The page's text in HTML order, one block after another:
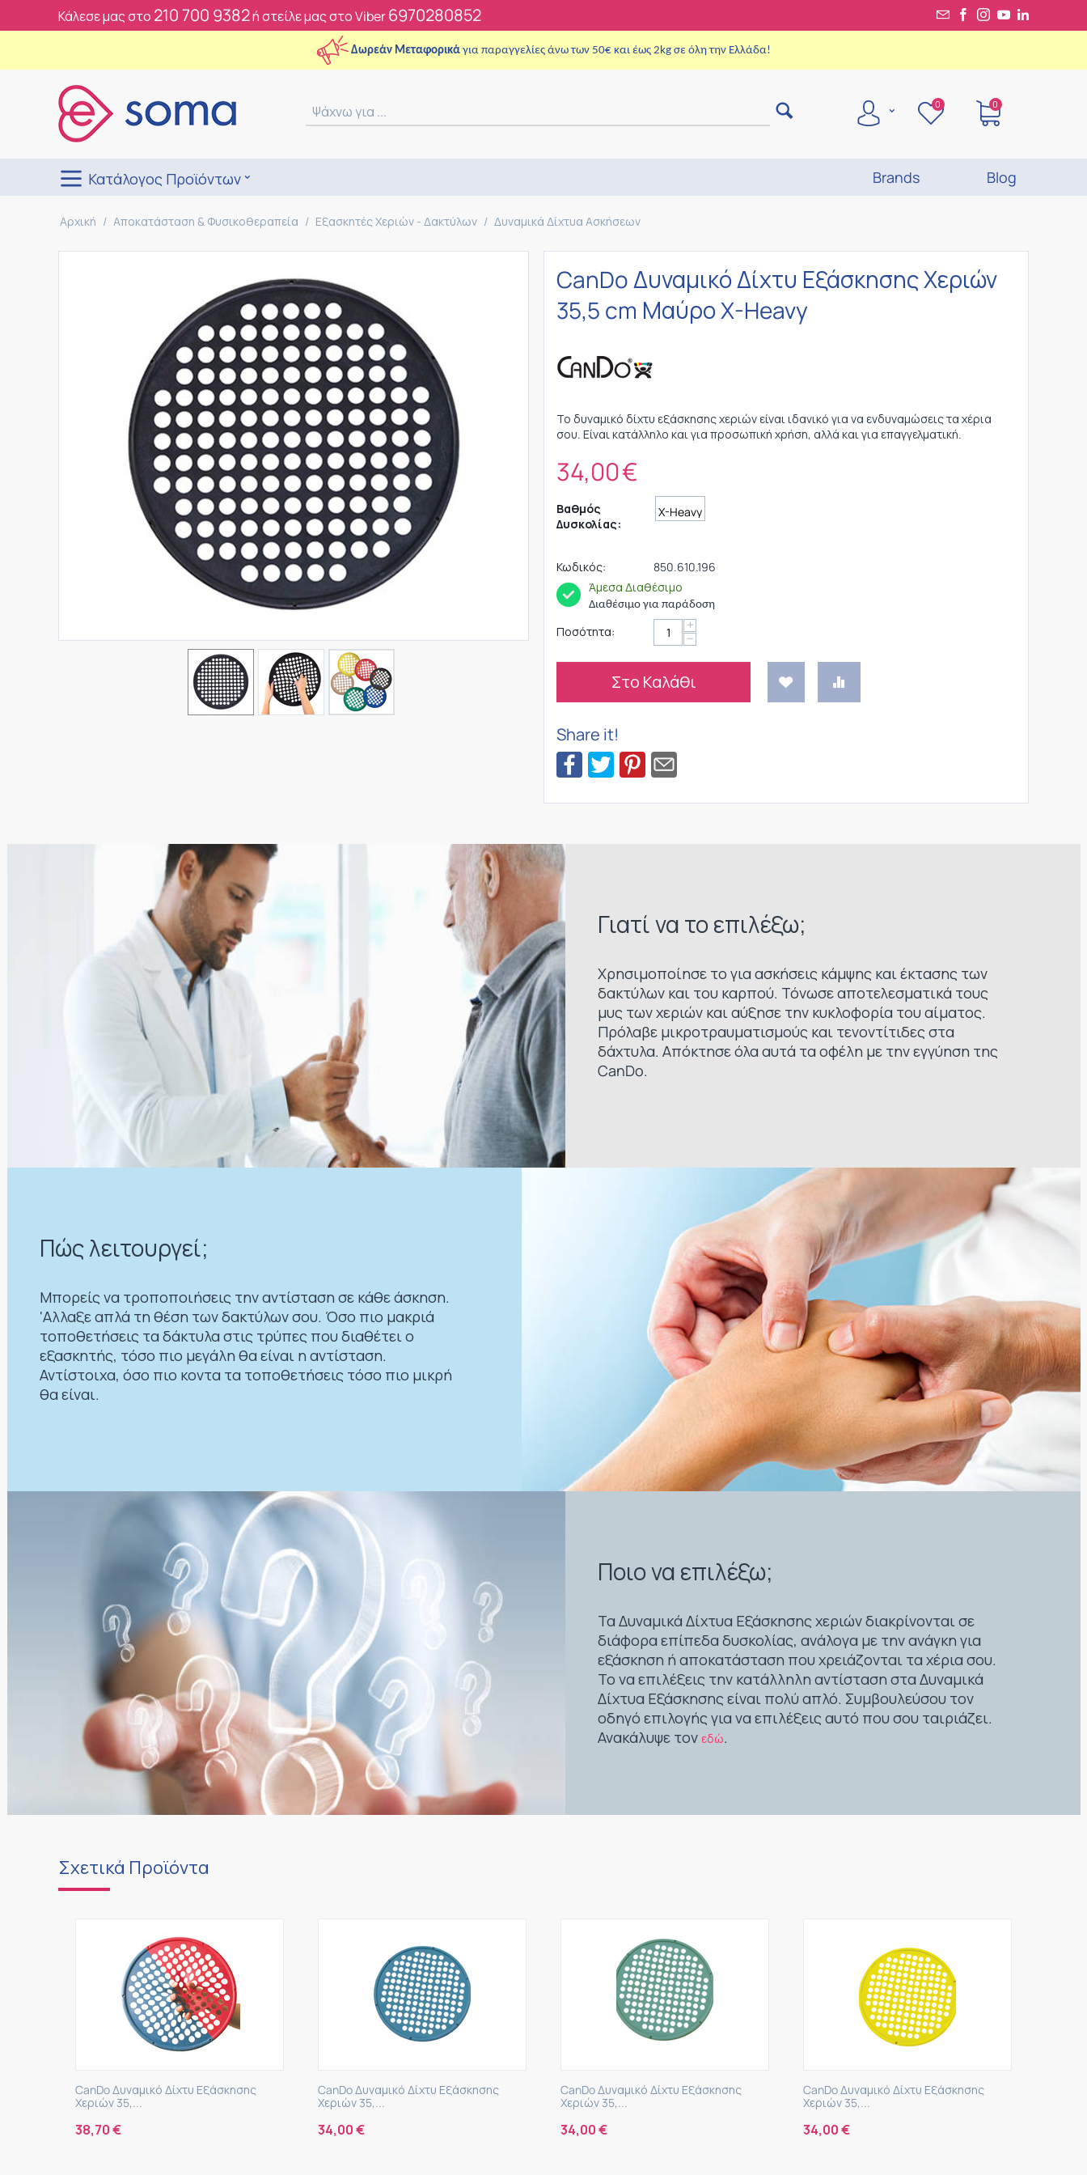
Κάλεσε μας στο 210 700 9382ή στείλε μας στο Viber6970280852
Δωρεάν Μεταφορικάγια παραγγελίες άνω των 50€ και έως 2kg σε όλη την Ελλάδα!
0 0
Κατάλογος Προϊόντων Brands Blog
Αρχική / Αποκατάσταση & Φυσικοθεραπεία / Εξασκητές Χεριών - Δακτύλων / Δυναμικά Δίχτυα Ασκήσεων
CanDo Δυναμικό Δίχτυ Εξάσκησης Χεριών
35,5 cm Μαύρο X-Heavy
Το δυναμικό δίχτυ εξάσκησης χεριών είναι ιδανικό για να ενδυναμώσεις τα χέρια
σου. Είναι κατάλληλο και για προσωπική χρήση, αλλά και για επαγγελματική.
34,00€
Βαθμός
Δυσκολίας:
Κωδικός:
850.610.196
Άμεσα Διαθέσιμο
Διαθέσιμο για παράδοση
Ποσότητα: +
−
Στο Καλάθι
Share it!
Γιατί να το επιλέξω;
Χρησιμοποίησε το για ασκήσεις κάμψης και έκτασης των
δακτύλων και του καρπού. Τόνωσε αποτελεσματικά τους
μυς των χεριών και αύξησε την κυκλοφορία του αίματος.
Πρόλαβε μικροτραυματισμούς και τενοντίτιδες στα
δάχτυλα. Απόκτησε όλα αυτά τα οφέλη με την εγγύηση της
CanDo.
Πώς λειτουργεί;
Μπορείς να τροποποιήσεις την αντίσταση σε κάθε άσκηση.
'Αλλαξε απλά τη θέση των δακτύλων σου. Όσο πιο μακριά
τοποθετήσεις τα δάκτυλα στις τρύπες που διαθέτει ο
εξασκητής, τόσο πιο μεγάλη θα είναι η αντίσταση.
Αντίστοιχα, όσο πιο κοντα τα τοποθετήσεις τόσο πιο μικρή
θα είναι.
Ποιο να επιλέξω;
Τα Δυναμικά Δίχτυα Εξάσκησης χεριών διακρίνονται σε
διάφορα επίπεδα δυσκολίας, ανάλογα με την ανάγκη για
εξάσκηση ή αποκατάσταση που χρειάζονται τα χέρια σου.
Το να επιλέξεις την κατάλληλη αντίσταση στα Δυναμικά
Δίχτυα Εξάσκησης είναι πολύ απλό. Συμβουλεύσου τον
οδηγό επιλογής για να επιλέξεις αυτό που σου ταιριάζει.
Ανακάλυψε τον εδώ.
Σχετικά Προϊόντα
CanDo Δυναμικό Δίχτυ Εξάσκησης
Χεριών 35,...
38,70€
CanDo Δυναμικό Δίχτυ Εξάσκησης
Χεριών 35,...
34,00€
CanDo Δυναμικό Δίχτυ Εξάσκησης
Χεριών 35,...
34,00€
CanDo Δυναμικό Δίχτυ Εξάσκησης
Χεριών 35,...
34,00€